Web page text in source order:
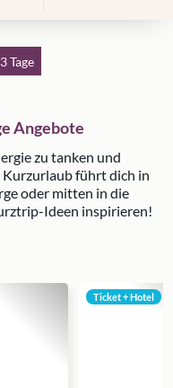
Tage
Angebote
zu tanken und
Kurzurlaub führt dich in
oder mitten in die
Ideen inspirieren!
Ticket + Hotel